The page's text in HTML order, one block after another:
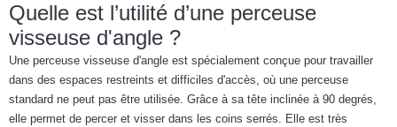
Quelle est l’utilité d’une perceuse
visseuse d'angle ?
Une perceuse visseuse d'angle est spécialement conçue pour travailler
dans des espaces restreints et difficiles d'accès, où une perceuse
standard ne peut pas être utilisée. Grâce à sa tête inclinée à 90 degrés,
elle permet de percer et visser dans les coins serrés. Elle est très